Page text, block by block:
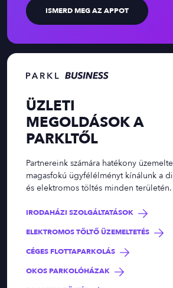
ISMERD MEG AZ APPOT
ÜZLETI
MEGOLDÁSOK A
PARKLTŐL
Partnereink számára hatékony
magasfokú ügyfélélményt kínálunk a
és elektromos töltés minden területén.
IRODAHÁZI SZOLGÁLTATÁSOK
ELEKTROMOS TÖLTŐ ÜZEMELTETÉS
CÉGES FLOTTAPARKOLÁS
OKOS PARKOLÓHÁZAK